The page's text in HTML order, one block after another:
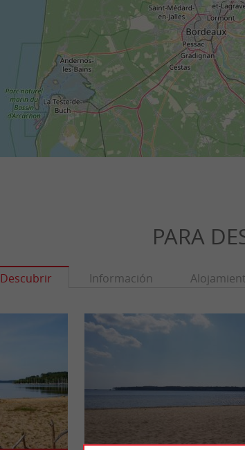
PARA
Descubrir Información